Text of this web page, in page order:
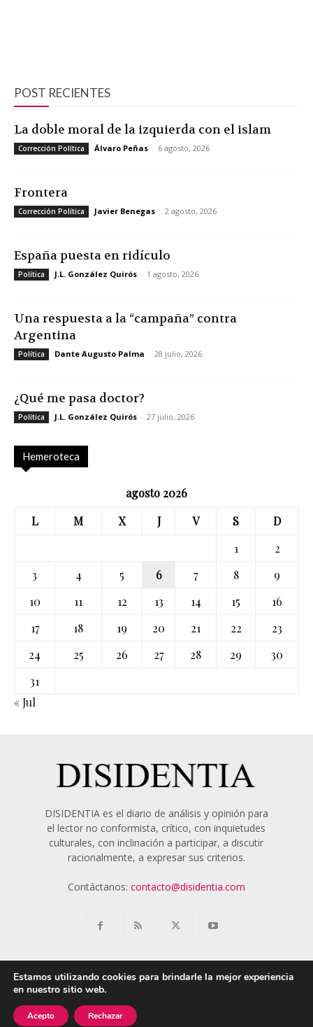
POST RECIENTES
La doble moral de la izquierda con el islam
Corrección Política Álvaro Peñas - 6 agosto, 2026
Frontera
Corrección Política Javier Benegas - 2 agosto, 2026
España puesta en ridículo
Política J.L. González Quirós - 1 agosto, 2026
Una respuesta a la “campaña” contra
Argentina
Política Dante Augusto Palma - 28 julio, 2026
¿Qué me pasa doctor?
Política J.L. González Quirós - 27 julio, 2026
Hemeroteca
agosto 2026
L
M X J V S
D
1
2
3
4 5 6 7 8
9
10
11 12 13 14 15
16
17
18 19 20 21 22
23
24
25 26 27 28 29
30
31
« Jul
DISIDENTIA es el diario de análisis y opinión para
el lector no conformista, crítico, con inquietudes
culturales, con inclinación a participar, a discutir
racionalmente, a expresar sus criterios.
Contáctanos: contacto@disidentia.com
© 2018 - 2024 Disidentia
Estamos utilizando cookies para brindarle la mejor experiencia
en nuestro sitio web.
Acepto Rechazar